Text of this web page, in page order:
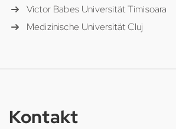
Victor Babes Universität Timisoara
Medizinische Universität Cluj
Kontakt